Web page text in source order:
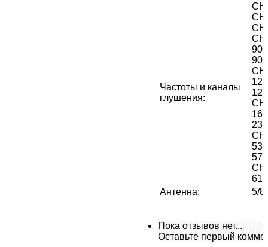
Частоты и каналы
глушения:
CH
CH
CH
CH4
CH6
CH8
Антенна: 5/
Пока отзывов нет...
Оставьте первый